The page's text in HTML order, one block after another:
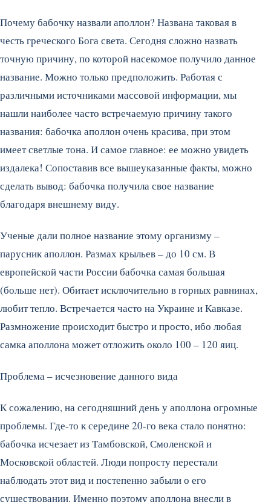
Почему бабочку назвали аполлон? Названа таковая в
честь греческого Бога света. Сегодня сложно назвать
точную причину, по которой насекомое получило данное
название. Можно только предположить. Работая с
различными источниками массовой информации, мы
нашли наиболее часто встречаемую причину такого
названия: бабочка аполлон очень красива, при этом
имеет светлые тона. И самое главное: ее можно увидеть
издалека! Сопоставив все вышеуказанные факты, можно
сделать вывод: бабочка получила свое название
благодаря внешнему виду.
Ученые дали полное название этому организму –
парусник аполлон. Размах крыльев – до 10 см. В
европейской части России бабочка самая большая
(больше нет). Обитает исключительно в горных равнинах,
любит тепло. Встречается часто на Украине и Кавказе.
Размножение происходит быстро и просто, ибо любая
самка аполлона может отложить около 100 – 120 яиц.
Проблема – исчезновение данного вида
К сожалению, на сегодняшний день у аполлона огромные
проблемы. Где-то к середине 20-го века стало понятно:
бабочка исчезает из Тамбовской, Смоленской и
Московской областей. Люди попросту перестали
наблюдать этот вид и постепенно забыли о его
существовании. Именно поэтому аполлона внесли в